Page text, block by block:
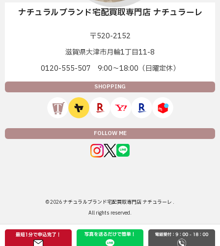
ナチュラルブランド宅配買取専門店 ナチュラーレ
〒520-2152
滋賀県大津市月輪1丁目11-8
0120-555-507 9:00〜18:00（日曜定休）
SHOPPING
FOLLOW ME
© 2026 ナチュラルブランド宅配買取専門店 ナチュラーレ .
All rights reserved.